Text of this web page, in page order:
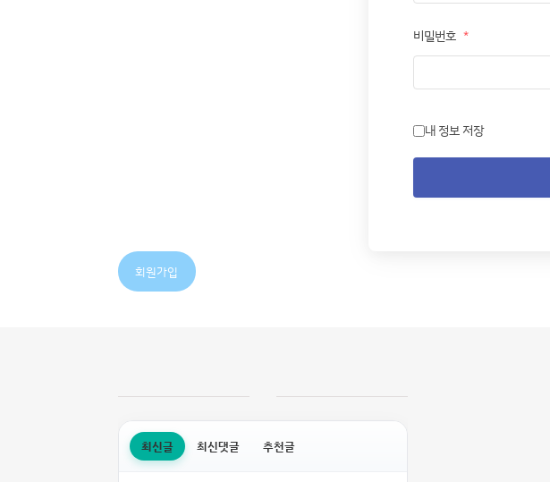
비밀번호 *
내 정보 저장
회원가입
최신글 최신댓글 추천글